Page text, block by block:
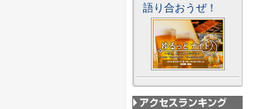
語り合おうぜ！